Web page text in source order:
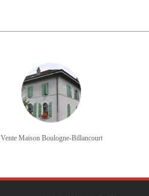
Vente Maison Boulogne-Billancourt